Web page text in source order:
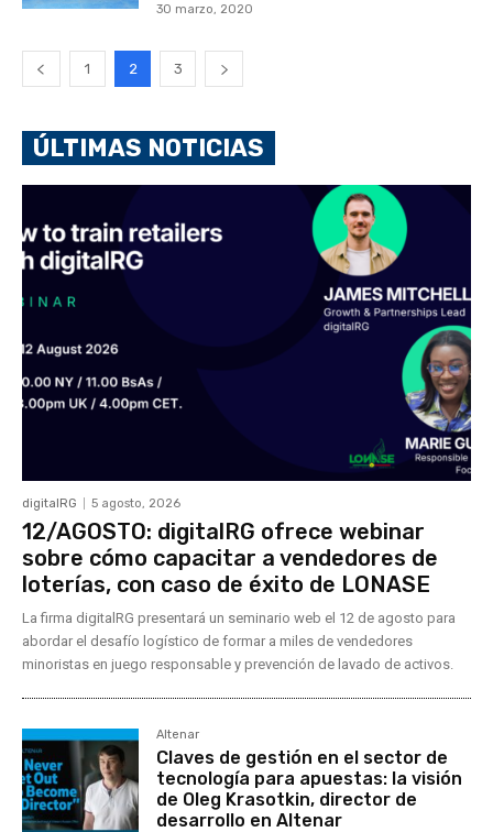
30 marzo, 2020
1 2 3
ÚLTIMAS NOTICIAS
digitalRG 5 agosto, 2026
12/AGOSTO: digitalRG ofrece webinar
sobre cómo capacitar a vendedores de
loterías, con caso de éxito de LONASE
La firma digitalRG presentará un seminario web el 12 de agosto para
abordar el desafío logístico de formar a miles de vendedores
minoristas en juego responsable y prevención de lavado de activos.
Altenar
Claves de gestión en el sector de
tecnología para apuestas: la visión
de Oleg Krasotkin, director de
desarrollo en Altenar